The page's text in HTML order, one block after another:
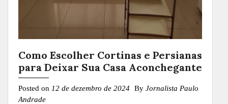
Como Escolher Cortinas e Persianas
para Deixar Sua Casa Aconchegante
Posted on 12 de dezembro de 2024 By Jornalista Paulo
Andrade